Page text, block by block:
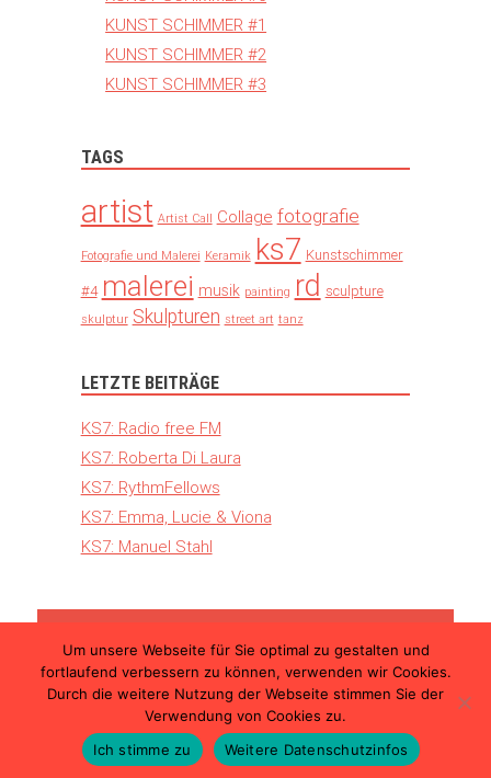
KUNST SCHIMMER #1
KUNST SCHIMMER #2
KUNST SCHIMMER #3
TAGS
artist Artist Call Collage fotografie
Fotografie und Malerei Keramik ks7 Kunstschimmer
#4 malerei musik painting rd sculpture
skulptur Skulpturen street art tanz
LETZTE BEITRÄGE
KS7: Radio free FM
KS7: Roberta Di Laura
KS7: RythmFellows
KS7: Emma, Lucie & Viona
KS7: Manuel Stahl
© 2026 Kunst Schimmer – Die internationale
Kunstmesse in Ulm |
Teilnahmebedingungen
| Datenschutzerklärung| Impressum
Um unsere Webseite für Sie optimal zu gestalten und
fortlaufend verbessern zu können, verwenden wir Cookies.
Durch die weitere Nutzung der Webseite stimmen Sie der
Verwendung von Cookies zu.
Ich stimme zu
Weitere Datenschutzinfos